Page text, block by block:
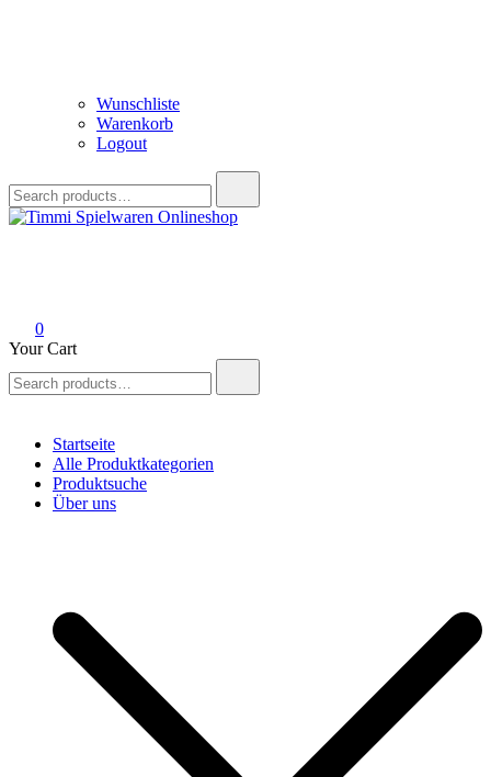
Wunschliste
Warenkorb
Logout
for:
0
Your Cart
for:
Startseite
Alle Produktkategorien
Produktsuche
Über uns